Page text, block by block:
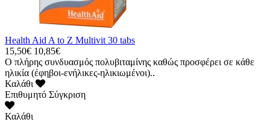
Health Aid A to Z Multivit 30 tabs
15,50€ 10,85€
Ο πλήρης συνδυασμός πολυβιταμίνης καθώς προσφέρει σε κάθε
ηλικία (έφηβοι-ενήλικες-ηλικιωμένοι)..
Καλάθι
Επιθυμητό Σύγκριση
Καλάθι